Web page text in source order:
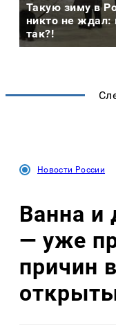
Такую зиму в
никто не ждал:
так?!
Новости России
Ванна и
— уже
причин